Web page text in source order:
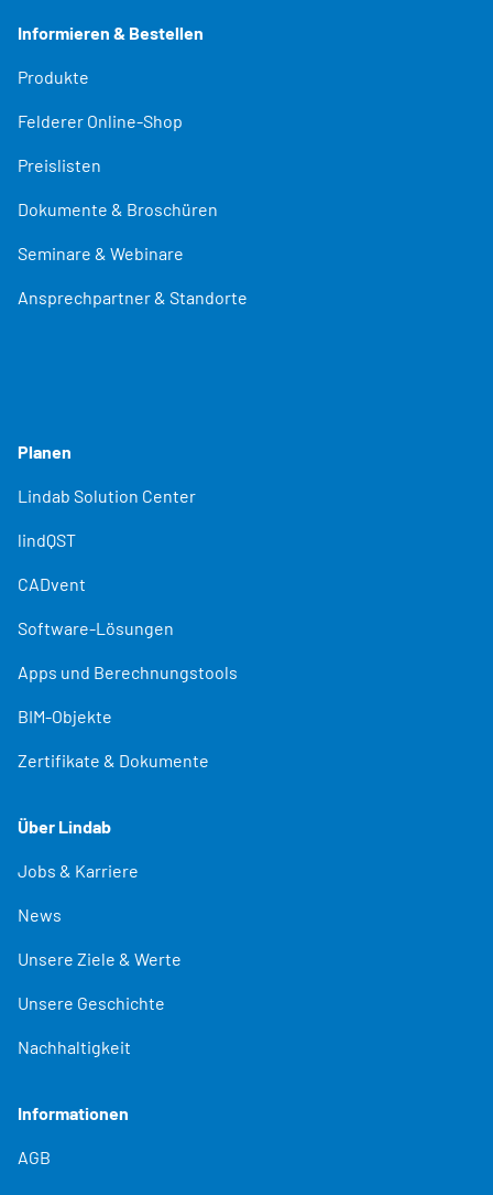
Informieren & Bestellen
Produkte
Felderer Online-Shop
Preislisten
Dokumente & Broschüren
Seminare & Webinare
Ansprechpartner & Standorte
Planen
Lindab Solution Center
lindQST
CADvent
Software-Lösungen
Apps und Berechnungstools
BIM-Objekte
Zertifikate & Dokumente
Über Lindab
Jobs & Karriere
News
Unsere Ziele & Werte
Unsere Geschichte
Nachhaltigkeit
Informationen
AGB